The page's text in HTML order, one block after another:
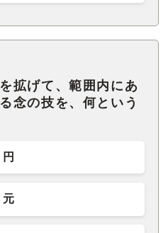
拡げて、範囲内にあ
念の技を、何という
円
元